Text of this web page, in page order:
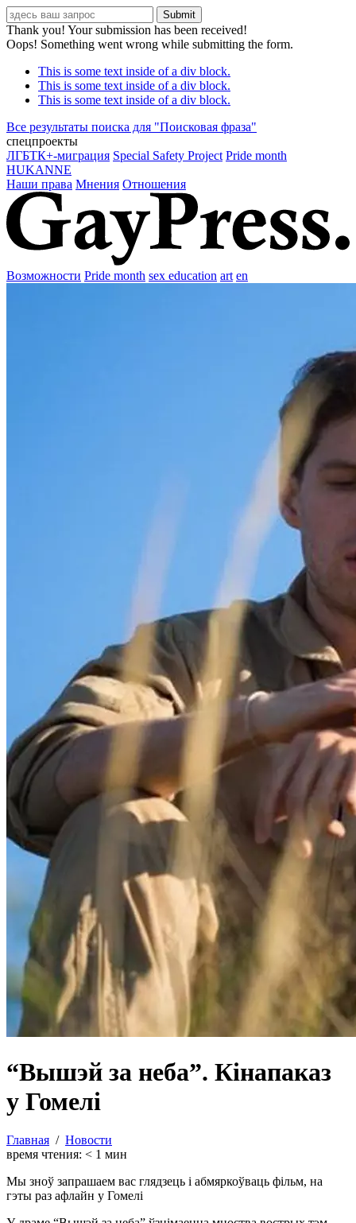
Thank you! Your submission has been received!
Oops! Something went wrong while submitting the form.
This is some text inside of a div block.
This is some text inside of a div block.
This is some text inside of a div block.
Все результаты поиска для "Поисковая фраза"
спецпроекты
ЛГБТК+-миграция Special Safety Project Pride month
HUKANNE
Наши права Мнения Отношения
Возможности Pride month sex education art en
“Вышэй за неба”. Кінапаказ
у Гомелі
Главная / Новости
время чтения: < 1 мин
Мы зноў запрашаем вас глядзець і абмяркоўваць фільм, на
гэты раз афлайн у Гомелі